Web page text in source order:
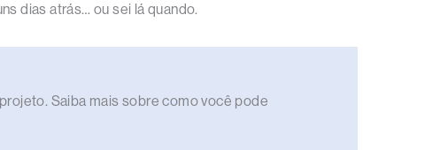
dias atrás… ou sei lá quando.
Saiba mais sobre como você pode